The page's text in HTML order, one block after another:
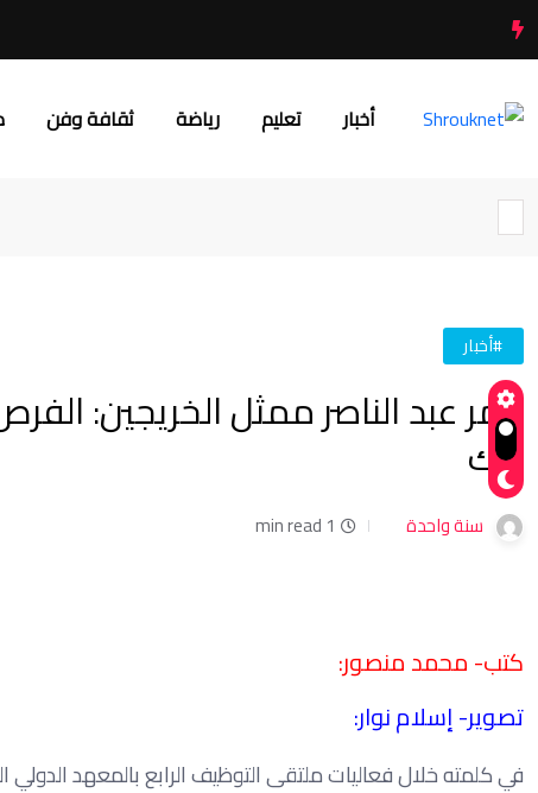
أخبار تعليم رياضة ثقافة وفن
#أخبار
عمر عبد الناصر ممثل الخريجين:
ذلك
سنة واحدة 1 min read
كتب- محمد منصور:
تصوير- إسلام نوار:
في كلمته خلال فعاليات ملتقى التوظيف الرابع بالمعهد الدولي